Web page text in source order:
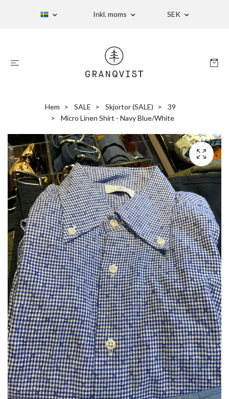
Inkl. moms SEK
Hem SALE Skjortor (SALE)
39
Micro Linen Shirt - Navy Blue/White